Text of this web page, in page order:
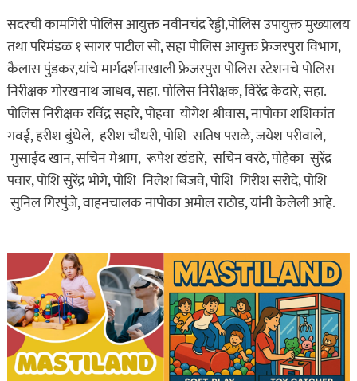
सदरची कामगिरी पोलिस आयुक्त नवीनचंद्र रेड्डी,पोलिस उपायुक्त मुख्यालय
तथा परिमंडळ १ सागर पाटील सो, सहा पोलिस आयुक्त फ्रेजरपुरा विभाग,
कैलास पुंडकर,यांचे मार्गदर्शनाखाली फ्रेजरपुरा पोलिस स्टेशनचे पोलिस
निरीक्षक गोरखनाथ जाधव, सहा. पोलिस निरीक्षक, विरेंद्र केदारे, सहा.
पोलिस निरीक्षक रविंद्र सहारे, पोहवा योगेश श्रीवास, नापोका शशिकांत
गवई, हरीश बुंधेले, हरीश चौधरी, पोशि सतिष पराळे, जयेश परीवाले,
मुसाईद खान, सचिन मेश्राम, रूपेश खंडारे, सचिन वरठे, पोहेका सुरेंद्र
पवार, पोशि सुरेंद्र भोगे, पोशि निलेश बिजवे, पोशि गिरीश सरोदे, पोशि
सुनिल गिरपुंजे, वाहनचालक नापोका अमोल राठोड, यांनी केलेली आहे.